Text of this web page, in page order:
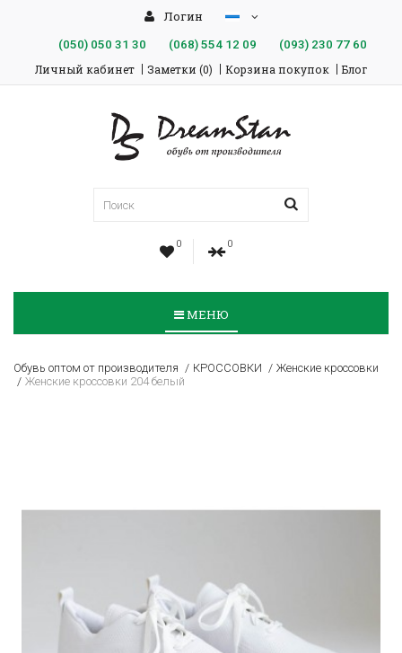
Логин
(050)050 31 30 (068)554 12 09 (093)230 77 60
Личный кабинет Заметки (0) Корзина покупок Блог
0 0
МЕНЮ
Обувь оптом от производителя КРОССОВКИ
Женские кроссовки
Женские кроссовки 204 белый